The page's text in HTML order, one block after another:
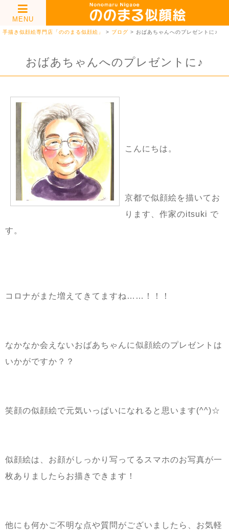
MENU
手描き似顔絵専門店「ののまる似顔絵」 > ブログ > おばあちゃんへのプレゼントに♪
おばあちゃんへのプレゼントに♪
こんにちは。
京都で似顔絵を描いてお
ります、作家のitsuki で
す。
コロナがまた増えてきてますね …… ！！！
なかなか会えないおばあちゃんに似顔絵のプレゼントは
いかがですか？？
笑顔の似顔絵で元気いっぱいになれると思います(^^)☆
似顔絵は、お顔がしっかり写ってるスマホのお写真が一
枚ありましたらお描きできます！
他にも何かご不明な点や質問がございましたら、お気軽